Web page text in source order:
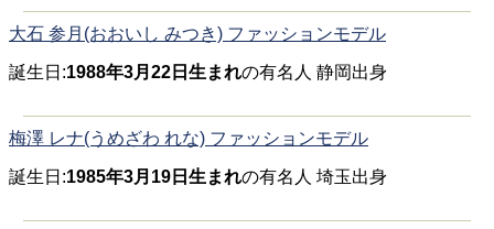
大石 参月(おおいし みつき) ファッションモデル
誕生日:1988年3月22日生まれの有名人 静岡出身
梅澤 レナ(うめざわ れな) ファッションモデル
誕生日:1985年3月19日生まれの有名人 埼玉出身